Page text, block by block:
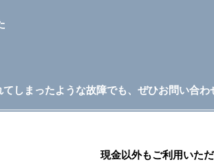
しまったような故障でも、ぜひお問い合わ
現金以外もご利用いた